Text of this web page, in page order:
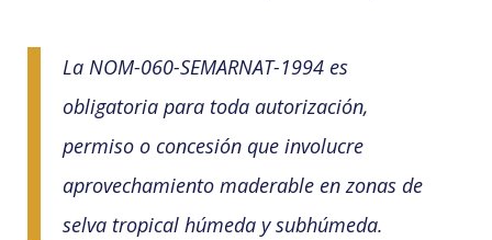
La NOM-060-SEMARNAT-1994 es
obligatoria para toda autorización,
permiso o concesión que involucre
aprovechamiento maderable en zonas de
selva tropical húmeda y subhúmeda.